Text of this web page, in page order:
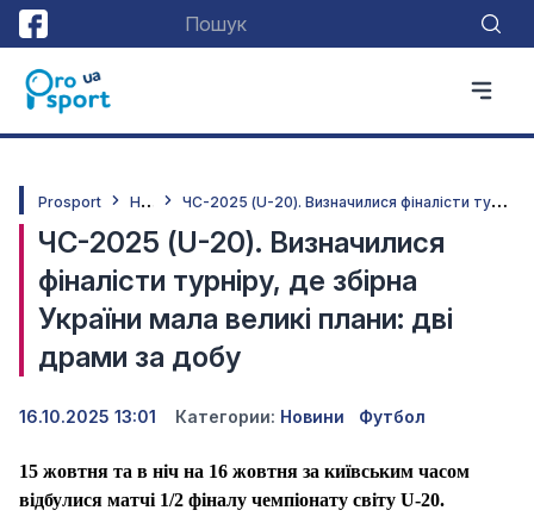
Prosport Н
овини Ч
С-2025 (U-20). Визначилися фіналісти турніру, де збірна України мала великі плани: дві драми за добу
ЧС-2025 (U-20). Визначилися
фіналісти турніру, де збірна
України мала великі плани: дві
драми за добу
16.10.2025 13:01 Категории: Новини Футбол
15 жовтня та в ніч на 16 жовтня за київським часом
відбулися матчі 1/2 фіналу чемпіонату світу U-20.